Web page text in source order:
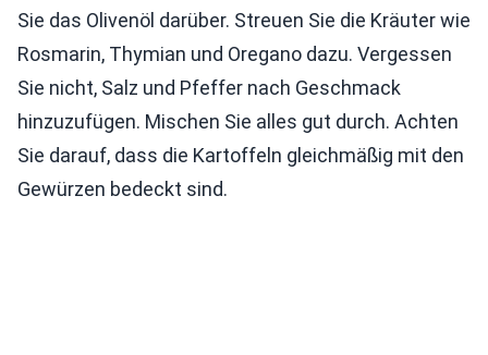
Sie das Olivenöl darüber. Streuen Sie die Kräuter wie
Rosmarin, Thymian und Oregano dazu. Vergessen
Sie nicht, Salz und Pfeffer nach Geschmack
hinzuzufügen. Mischen Sie alles gut durch. Achten
Sie darauf, dass die Kartoffeln gleichmäßig mit den
Gewürzen bedeckt sind.